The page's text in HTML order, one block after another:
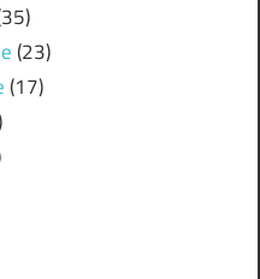
(23)
(17)